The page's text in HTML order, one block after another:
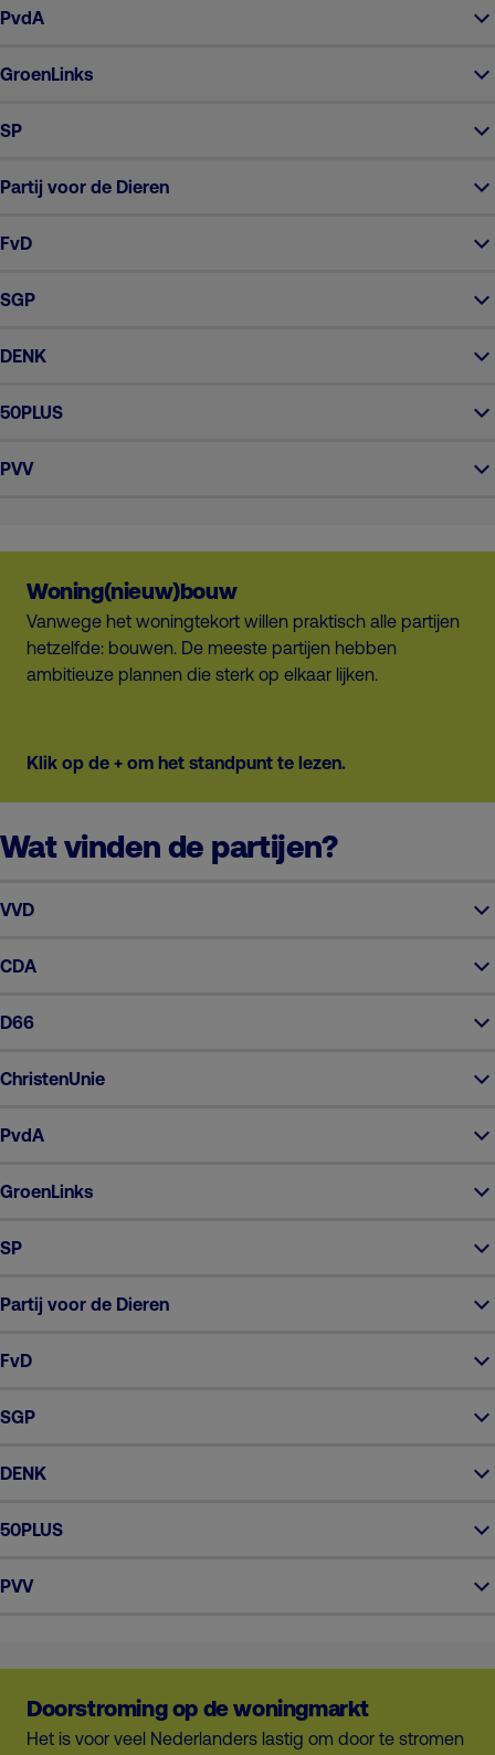
PvdA
GroenLinks
SP
Partij voor de Dieren
FvD
SGP
DENK
50PLUS
PVV
Woning(nieuw)bouw
Vanwege het woningtekort willen praktisch alle partijen
hetzelfde: bouwen. De meeste partijen hebben
ambitieuze plannen die sterk op elkaar lijken.
Klik op de + om het standpunt te lezen.
Wat vinden de partijen?
VVD
CDA
D66
ChristenUnie
PvdA
GroenLinks
SP
Partij voor de Dieren
FvD
SGP
DENK
50PLUS
PVV
Doorstroming op de woningmarkt
Het is voor veel Nederlanders lastig om door te stromen